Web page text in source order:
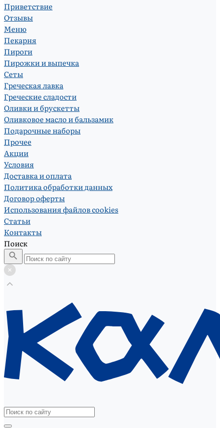
Приветствие
Отзывы
Меню
Пекарня
Пироги
Пирожки и выпечка
Сеты
Греческая лавка
Греческие сладости
Оливки и брускетты
Оливковое масло и бальзамик
Подарочные наборы
Прочее
Акции
Условия
Доставка и оплата
Политика обработки данных
Договор оферты
Использования файлов cookies
Статьи
Контакты
Поиск